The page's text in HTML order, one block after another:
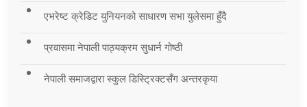
एभरेष्ट क्रेडिट युनियनको साधारण सभा युलेसमा हुँदै
प्रवासमा नेपाली पाठ्यक्रम सुधार्न गोष्ठी
नेपाली समाजद्वारा स्कुल डिस्ट्रिक्टसँग अन्तरकृया